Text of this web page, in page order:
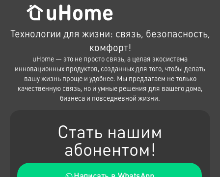
Технологии для жизни: связь, безопасность,
комфорт!
uHome — это не просто связь, а целая экосистема
инновационных продуктов, созданных для того, чтобы делать
вашу жизнь проще и удобнее. Мы предлагаем не только
качественную связь, но и умные решения для вашего дома,
бизнеса и повседневной жизни.
Стать нашим
абонентом!